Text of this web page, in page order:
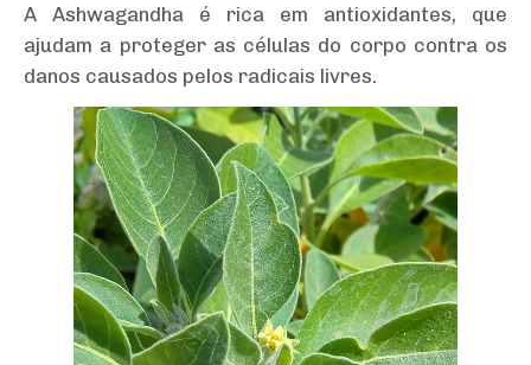
A Ashwagandha é rica em antioxidantes, que
ajudam a proteger as células do corpo contra os
danos causados pelos radicais livres.